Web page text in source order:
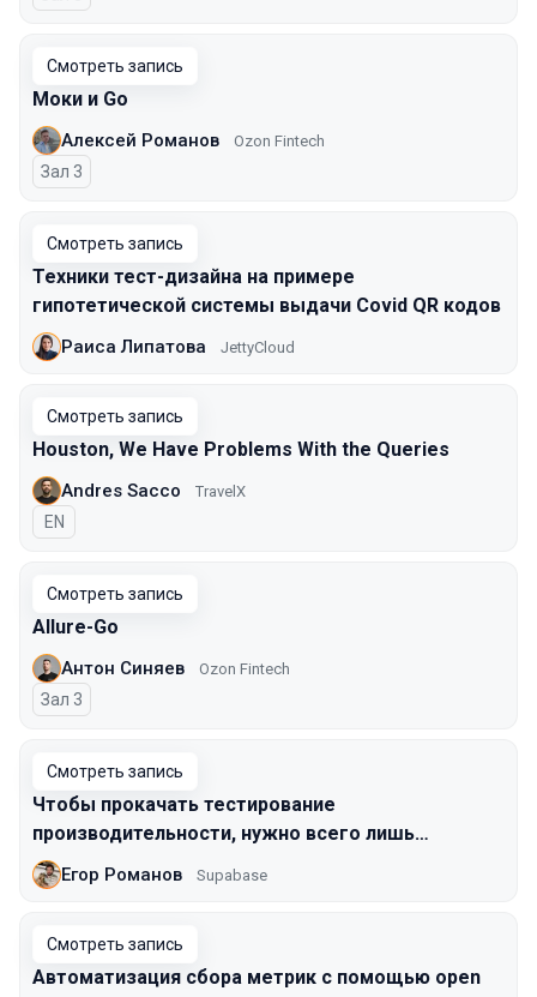
Смотреть запись
Моки и Go
Алексей Романов Ozon Fintech
Зал 3
Смотреть запись
Техники тест-дизайна на примере
гипотетической системы выдачи Covid QR кодов
Раиса Липатова JettyCloud
Смотреть запись
Houston, We Have Problems With the Queries
Andres Sacco TravelX
На английском языке
EN
Смотреть запись
Allure-Go
Антон Синяев Ozon Fintech
Зал 3
Смотреть запись
Чтобы прокачать тестирование
производительности, нужно всего лишь…
Егор Романов Supabase
Смотреть запись
Автоматизация сбора метрик с помощью open